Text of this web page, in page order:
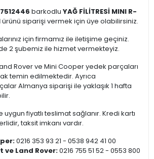
barkodlu YAĞ FİLİTRESİ MINI R-
ürünü siparişi vermek için üye olabilirsiniz.
için firmamız ile iletişime geçiniz.
2 şubemiz ile hizmet vermekteyiz.
Rover ve Mini Cooper yedek parçaları
temin edilmektedir. Ayrıca
Almanya siparişi ile yaklaşık 1 hafta
uygun fiyatlı teslimat sağlanır. Kredi kartı
taksit imkanı vardır.
0216 353 93 21 - 0538 942 41 00
ve Land Rover:0216 755 51 52 - 0553 800